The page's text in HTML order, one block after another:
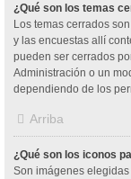
¿Qué son los temas
Los temas cerrados
y las encuestas allí
pueden ser cerrados
Administración o un
dependiendo de los
Arriba
¿Qué son los iconos
Son imágenes